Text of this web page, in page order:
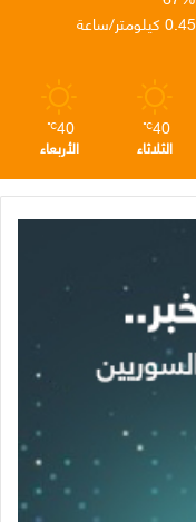
ا
0.45 كيلومتر/ساعة
40
℃
الثلاثاء
40
℃
الأربعاء